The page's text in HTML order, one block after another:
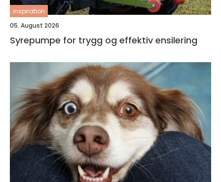
inspiration
05. August 2026
Syrepumpe for trygg og effektiv ensilering